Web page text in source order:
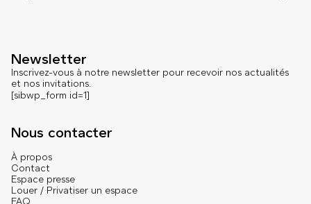
Newsletter
Inscrivez-vous à notre newsletter pour recevoir nos actualités
et nos invitations.
[sibwp_form id=1]
Nous contacter
À propos
Contact
Espace presse
Louer / Privatiser un espace
FAQ